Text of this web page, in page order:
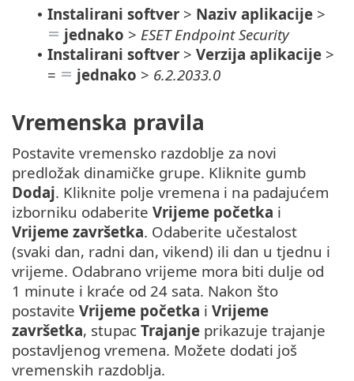
• Instalirani softver > Naziv aplikacije >
jednako > ESET Endpoint Security
• Instalirani softver > Verzija aplikacije >
=
jednako > 6.2.2033.0
Vremenska pravila
Postavite vremensko razdoblje za novi
predložak dinamičke grupe. Kliknite gumb
Dodaj. Kliknite polje vremena i na padajućem
izborniku odaberite Vrijeme početka i
Vrijeme završetka. Odaberite učestalost
(svaki dan, radni dan, vikend) ili dan u tjednu i
vrijeme. Odabrano vrijeme mora biti dulje od
1 minute i kraće od 24 sata. Nakon što
postavite Vrijeme početka i Vrijeme
završetka, stupac Trajanje prikazuje trajanje
postavljenog vremena. Možete dodati još
vremenskih razdoblja.